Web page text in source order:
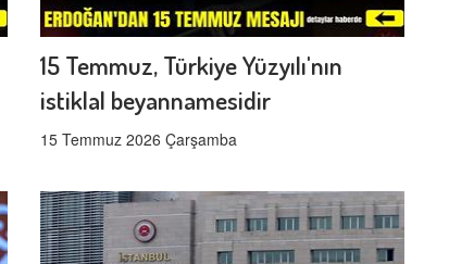
15 Temmuz, Türkiye Yüzyılı'nın
istiklal beyannamesidir
15 Temmuz 2026 Çarşamba